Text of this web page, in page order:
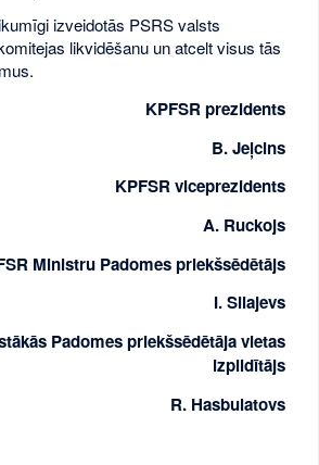
izveidotās PSRS valsts
likvidēšanu un atcelt visus tās
KPFSR prezidents
B. Jeļcins
KPFSR viceprezidents
A. Ruckojs
Ministru Padomes priekšsēdētājs
I. Silajevs
Padomes priekšsēdētāja vietas
izpildītājs
R. Hasbulatovs